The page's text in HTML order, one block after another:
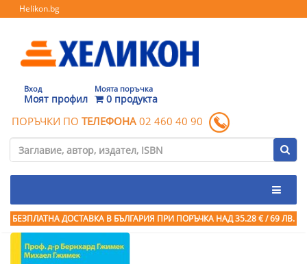
Helikon.bg
Вход
Моят профил
Моята поръчка
0 продукта
ПОРЪЧКИ ПО ТЕЛЕФОНА 02 460 40 90
БЕЗПЛАТНА ДОСТАВКА В БЪЛГАРИЯ ПРИ ПОРЪЧКА НАД 35.28 € / 69 ЛВ.